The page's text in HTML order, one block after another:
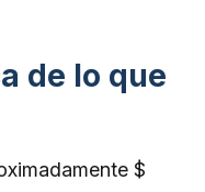
de lo que
$